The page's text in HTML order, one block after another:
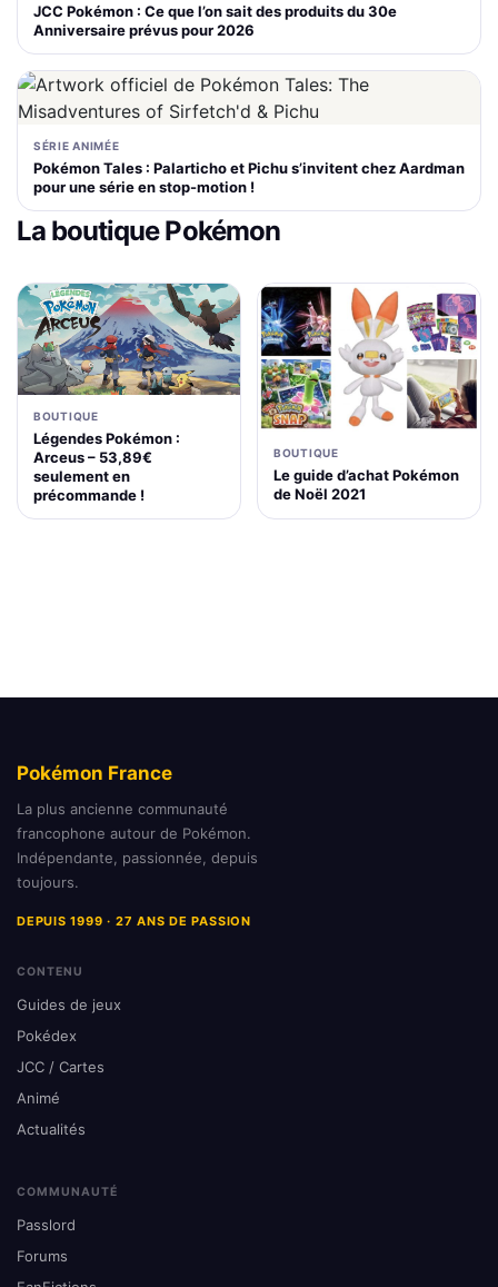
JCC Pokémon : Ce que l’on sait des produits du 30e
Anniversaire prévus pour 2026
SÉRIE ANIMÉE
Pokémon Tales : Palarticho et Pichu s’invitent chez Aardman
pour une série en stop-motion !
La boutique Pokémon
BOUTIQUE
Légendes Pokémon :
Arceus – 53,89€
seulement en
précommande !
BOUTIQUE
Le guide d’achat Pokémon
de Noël 2021
Pokémon France
La plus ancienne communauté
francophone autour de Pokémon.
Indépendante, passionnée, depuis
toujours.
DEPUIS 1999 · 27 ANS DE PASSION
CONTENU
Guides de jeux
Pokédex
JCC / Cartes
Animé
Actualités
COMMUNAUTÉ
Passlord
Forums